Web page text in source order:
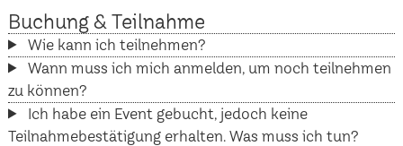
Buchung & Teilnahme
Wie kann ich teilnehmen?
Wann muss ich mich anmelden, um noch teilnehmen
zu können?
Ich habe ein Event gebucht, jedoch keine
Teilnahmebestätigung erhalten. Was muss ich tun?